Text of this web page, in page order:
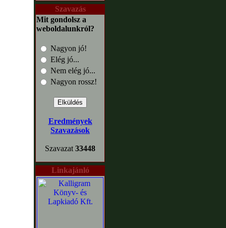
Szavazás
Mit gondolsz a
weboldalunkról?
Nagyon jó!
Elég jó...
Nem elég jó...
Nagyon rossz!
Eredmények
Szavazások
Szavazat 33448
Linkajánló